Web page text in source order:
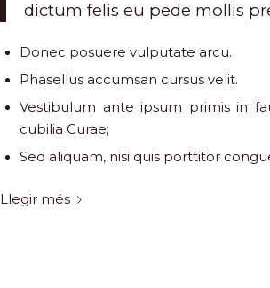
dictum felis eu pede mollis
Donec posuere vulputate arcu.
Phasellus accumsan cursus velit.
Vestibulum ante ipsum primis in
cubilia Curae;
Sed aliquam, nisi quis porttitor
Llegir més